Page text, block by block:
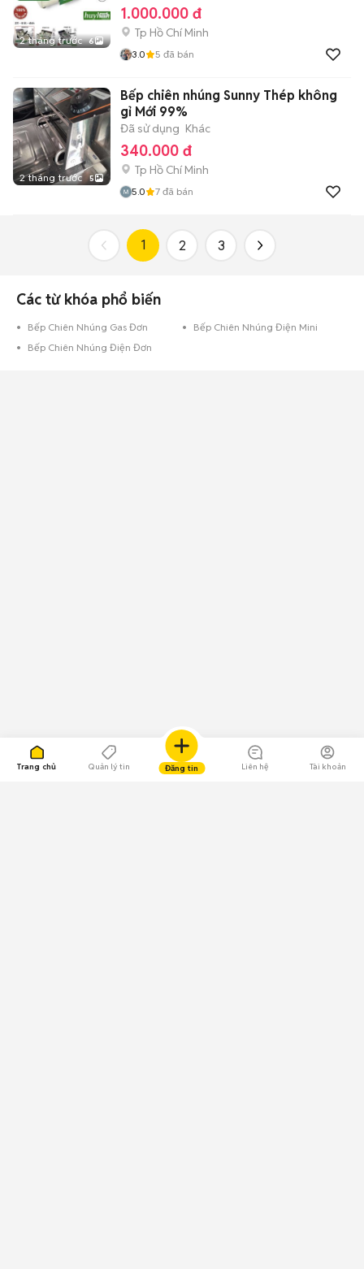
Trang chủ Quản lý tin Đăng tin Liên hệ Tài khoản
2 tháng trước 6
1.000.000 đ
Tp Hồ Chí Minh
3.0 5 đã bán
2 tháng trước 5
Bếp chiên nhúng Sunny Thép không
gỉ Mới 99%
Đã sử dụng Khác
340.000 đ
Tp Hồ Chí Minh
5.0 7 đã bán
1 2 3
Các từ khóa phổ biến
Bếp Chiên Nhúng Gas Đơn
Bếp Chiên Nhúng Điện Mini
Bếp Chiên Nhúng Điện Đơn